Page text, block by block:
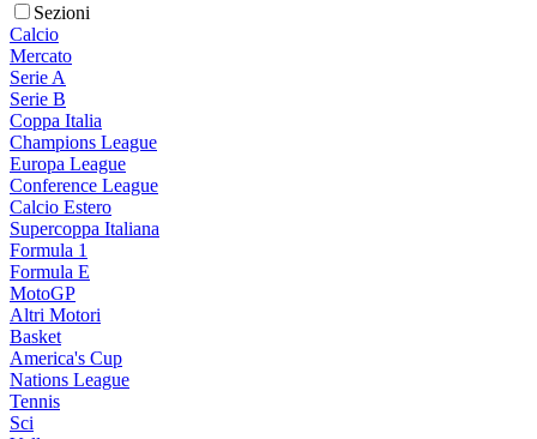
Sezioni
Calcio
Mercato
Serie A
Serie B
Coppa Italia
Champions League
Europa League
Conference League
Calcio Estero
Supercoppa Italiana
Formula 1
Formula E
MotoGP
Altri Motori
Basket
America's Cup
Nations League
Tennis
Sci